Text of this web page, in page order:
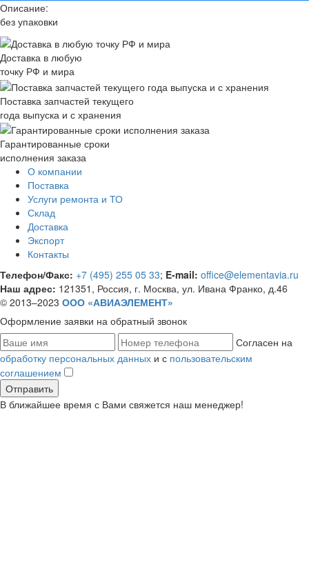
Описание:
без упаковки
Доставка в любую
точку РФ и мира
Поставка запчастей текущего
года выпуска и с хранения
Гарантированные сроки
исполнения заказа
О компании
Поставка
Услуги ремонта и ТО
Склад
Доставка
Экспорт
Контакты
Телефон/Факс: +7 (495) 255 05 33; E-mail: office@elementavia.ru
Наш адрес: 121351, Россия, г. Москва, ул. Ивана Франко, д.46
© 2013–2023 ООО «АВИАЭЛЕМЕНТ»
Оформление заявки на обратный звонок
Согласен на
обработку персональных данных и с пользовательским
соглашением
В ближайшее время с Вами свяжется наш менеджер!